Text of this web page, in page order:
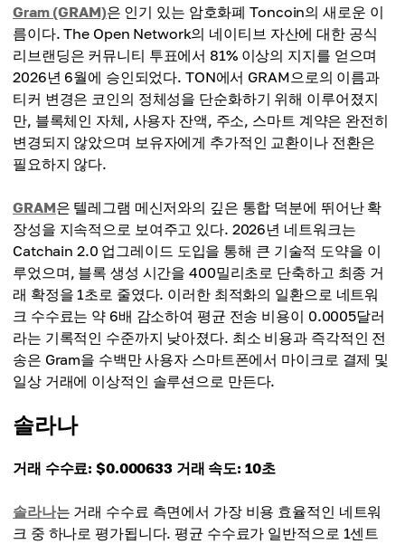
Gram (GRAM)은 인기 있는 암호화폐 Toncoin의 새로운 이
름이다. The Open Network의 네이티브 자산에 대한 공식
리브랜딩은 커뮤니티 투표에서 81% 이상의 지지를 얻으며
2026년 6월에 승인되었다. TON에서 GRAM으로의 이름과
티커 변경은 코인의 정체성을 단순화하기 위해 이루어졌지
만, 블록체인 자체, 사용자 잔액, 주소, 스마트 계약은 완전히
변경되지 않았으며 보유자에게 추가적인 교환이나 전환은
필요하지 않다.
GRAM은 텔레그램 메신저와의 깊은 통합 덕분에 뛰어난 확
장성을 지속적으로 보여주고 있다. 2026년 네트워크는
Catchain 2.0 업그레이드 도입을 통해 큰 기술적 도약을 이
루었으며, 블록 생성 시간을 400밀리초로 단축하고 최종 거
래 확정을 1초로 줄였다. 이러한 최적화의 일환으로 네트워
크 수수료는 약 6배 감소하여 평균 전송 비용이 0.0005달러
라는 기록적인 수준까지 낮아졌다. 최소 비용과 즉각적인 전
송은 Gram을 수백만 사용자 스마트폰에서 마이크로 결제 및
일상 거래에 이상적인 솔루션으로 만든다.
솔라나
거래 수수료: $0.000633 거래 속도: 10초
솔라나는 거래 수수료 측면에서 가장 비용 효율적인 네트워
크 중 하나로 평가됩니다. 평균 수수료가 일반적으로 1센트